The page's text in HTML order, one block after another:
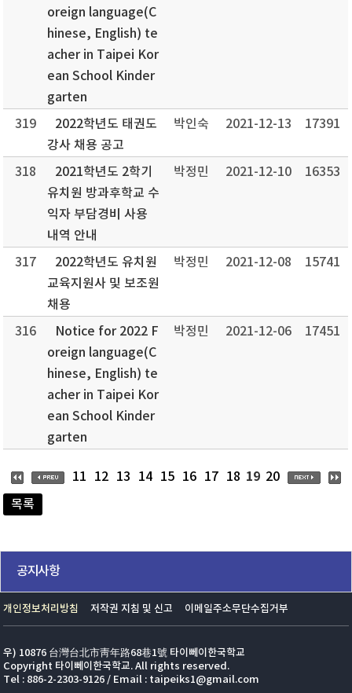
oreign language(C
hinese, English) te
acher in Taipei Kor
ean School Kinder
garten
319
2022학년도 태권도
강사 채용 공고
박인숙 2021-12-13 17391
318
2021학년도 2학기
유치원 방과후학교 수
익자 부담경비 사용
내역 안내
박정민 2021-12-10 16353
317
2022학년도 유치원
교육지원사 및 보조원
채용
박정민 2021-12-08 15741
316
Notice for 2022 F
oreign language(C
hinese, English) te
acher in Taipei Kor
ean School Kinder
garten
박정민 2021-12-06 17451
11 12 13 14 15 16 17 18 19 20
목록
공지사항
개인정보처리방침 저작권 지침 및 신고 이메일주소무단수집거부
우) 10876 台灣台北市靑年路68巷1號 타이뻬이한국학교
Copyright 타이뻬이한국학교. All rights reserved.
Tel : 886-2-2303-9126 / Email : taipeiks1@gmail.com